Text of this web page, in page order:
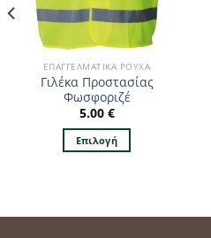
ΕΠΑΓΓΕΛΜΑΤΙΚΆ ΡΟΎΧΑ
Γιλέκα Προστασίας
Φωσφοριζέ
5.00 €
Επιλογή
έχει